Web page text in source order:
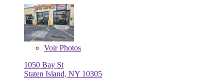
VoirPhotos
1050 Bay St
Staten Island, NY 10305